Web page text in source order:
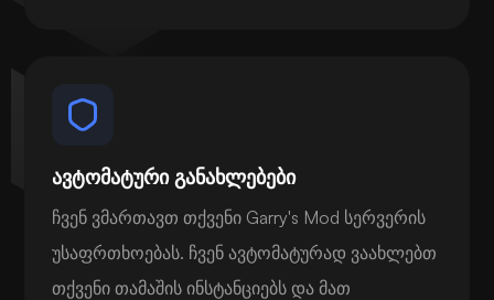
ავტომატური განახლებები
ჩვენ ვმართავთ თქვენი Garry's Mod სერვერის
უსაფრთხოებას. ჩვენ ავტომატურად ვაახლებთ
თქვენი თამაშის ინსტანციებს და მათ